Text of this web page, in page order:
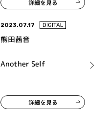
詳細を見る
2023.07.17 DIGITAL
熊田茜音
Another Self
詳細を見る